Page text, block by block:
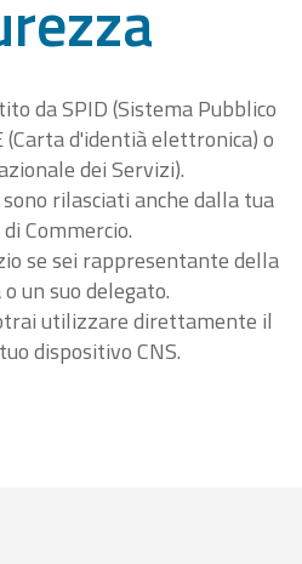
da SPID (Sistema Pubblico
d'identià elettronica) o
dei Servizi).
rilasciati anche dalla tua
Commercio.
se sei rappresentante della
un suo delegato.
utilizzare direttamente il
dispositivo CNS.